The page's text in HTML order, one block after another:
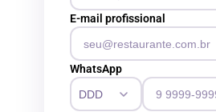
E-mail profissional
WhatsApp